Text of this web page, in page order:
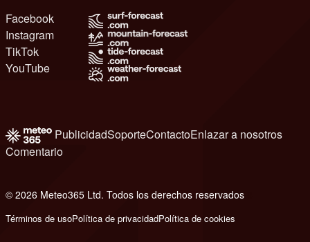
Facebook
Instagram
TikTok
YouTube
PublicidadSoporteContactoEnlazar a nosotros
Comentario
© 2026 Meteo365 Ltd. Todos los derechos reservados
Términos de usoPolítica de privacidadPolítica de cookies